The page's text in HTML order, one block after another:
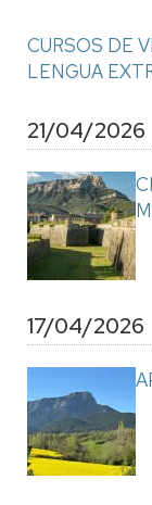
CURSOS DE
LENGUA
21/04/2026
17/04/2026